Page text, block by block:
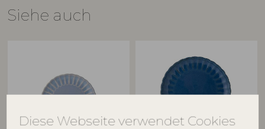
Diese Webseite verwendet Cookies
Siehe auch